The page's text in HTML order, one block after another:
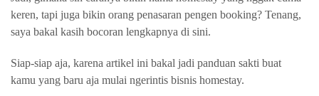
keren, tapi juga bikin orang penasaran pengen booking? Tenang,
saya bakal kasih bocoran lengkapnya di sini.
Siap-siap aja, karena artikel ini bakal jadi panduan sakti buat
kamu yang baru aja mulai ngerintis bisnis homestay.